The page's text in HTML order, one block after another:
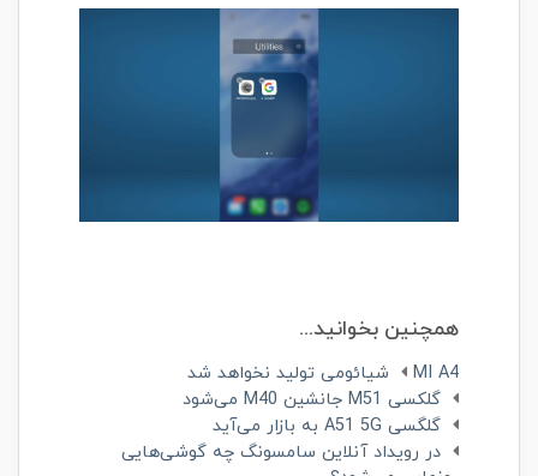
همچنین بخوانید...
MI A4 شیائومی تولید نخواهد شد
گلکسی M51 جانشین M40 می‌شود
گلگسی A51 5G به بازار می‌آید
در رویداد آنلاین سامسونگ چه گوشی‌هایی